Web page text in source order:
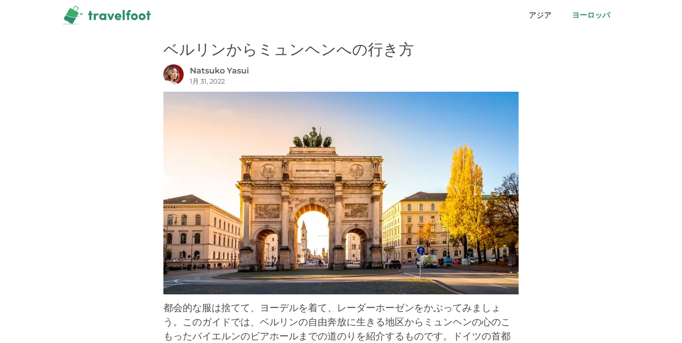
アジア ヨーロッパ
ベルリンからミュンヘンへの行き方
Natsuko Yasui
1月 31, 2022
都会的な服は捨てて、ヨーデルを着て、レーダーホーゼンをかぶってみましょ
う。このガイドでは、ベルリンの自由奔放に生きる地区からミュンヘンの心のこ
もったバイエルンのビアホールまでの道のりを紹介するものです。ドイツの首都